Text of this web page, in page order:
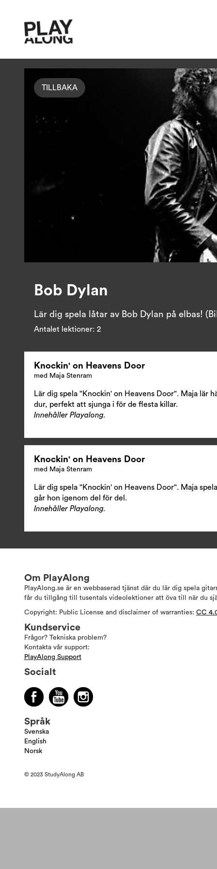
TILLBAKA
Bob Dylan
Lär dig spela låtar av Bob Dylan på elbas!
Antalet lektioner: 2
Knockin' on Heavens Door
med Maja Stenram
Lär dig spela "Knockin' on Heavens Door". Maja lär
dur, perfekt att sjunga i för de flesta killar.
Innehåller Playalong.
Knockin' on Heavens Door
med Maja Stenram
Lär dig spela "Knockin' on Heavens Door". Maja
går hon igenom del för del.
Innehåller Playalong.
Om PlayAlong
PlayAlong.se är en webbaserad tjänst där du lär dig spela
får du tillgång till tusentals videolektioner att öva till när du
Copyright: Public License and disclaimer of warranties: CC
Kundservice
Frågor? Tekniska problem?
Kontakta vår support:
PlayAlong Support
Socialt
Språk
Svenska
English
Norsk
© 2023 StudyAlong AB